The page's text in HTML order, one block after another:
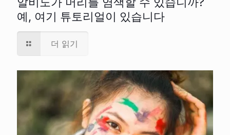
예, 여기 튜토리얼이 있습니다
더 읽기